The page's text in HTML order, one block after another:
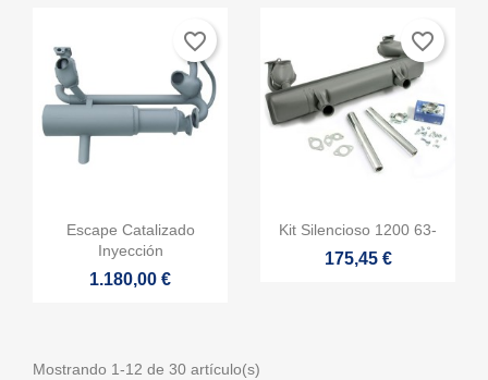
Vista rápida
Escape Catalizado
Inyección
1.180,00 €
favorite_border
Vista rápida
Kit Silencioso 1200 63-
175,45 €
favorite_border
Mostrando 1-12 de 30 artículo(s)